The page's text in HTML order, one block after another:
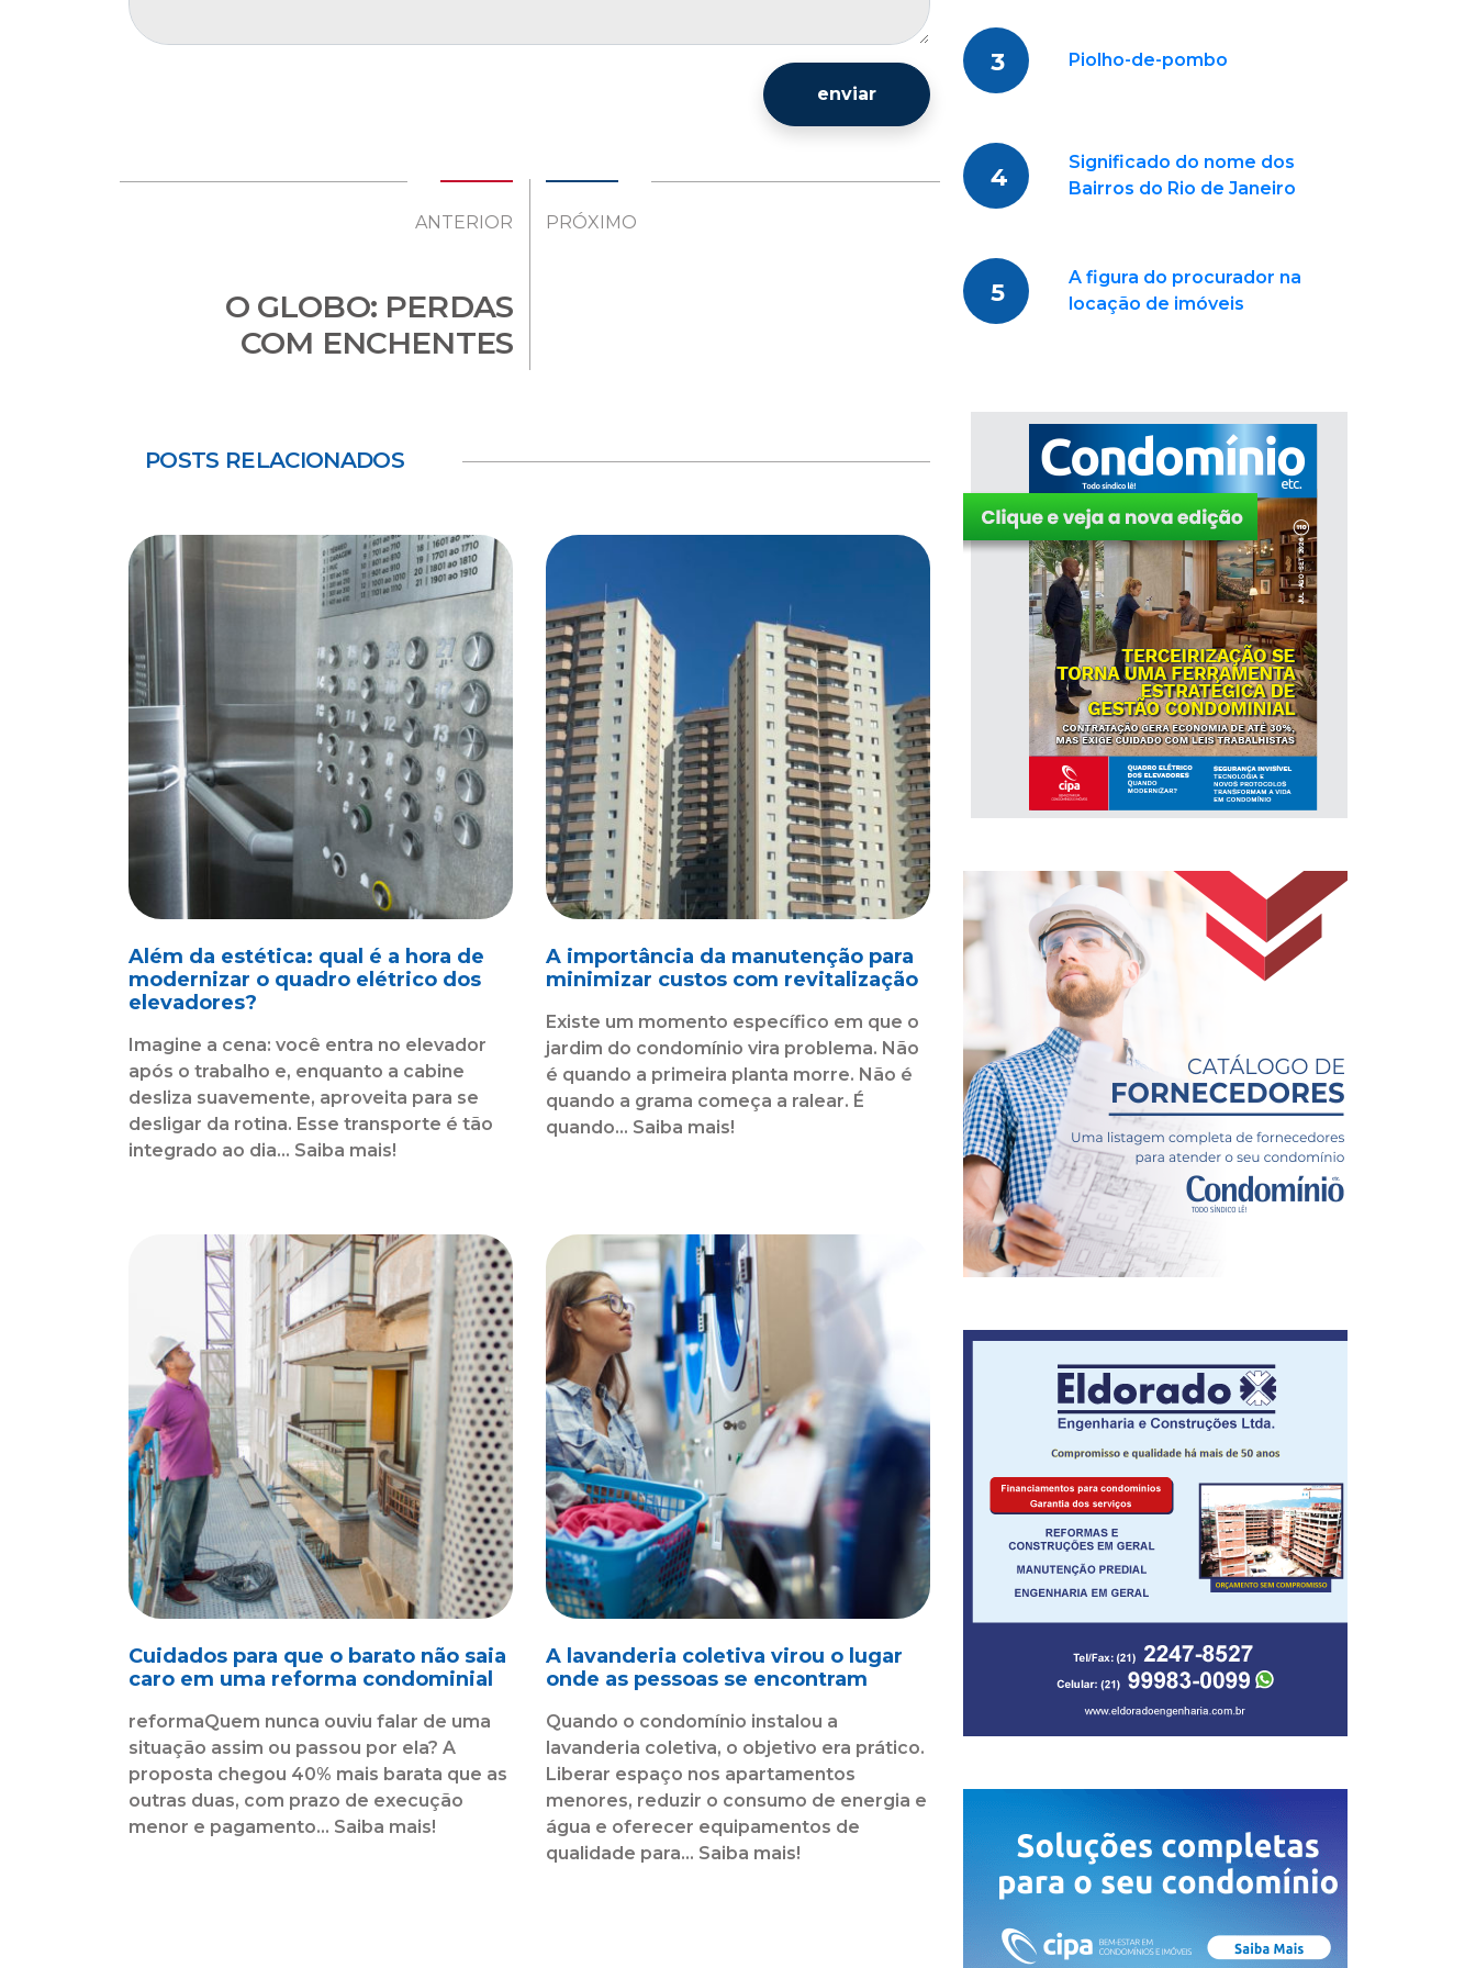
enviar
ANTERIOR
O GLOBO: PERDAS
COM ENCHENTES
PRÓXIMO
POSTS RELACIONADOS
Além da estética: qual é a hora de
modernizar o quadro elétrico dos
elevadores?
Imagine a cena: você entra no elevador
após o trabalho e, enquanto a cabine
desliza suavemente, aproveita para se
desligar da rotina. Esse transporte é tão
integrado ao dia... Saiba mais!
A importância da manutenção para
minimizar custos com revitalização
Existe um momento específico em que o
jardim do condomínio vira problema. Não
é quando a primeira planta morre. Não é
quando a grama começa a ralear. É
quando... Saiba mais!
Cuidados para que o barato não saia
caro em uma reforma condominial
reformaQuem nunca ouviu falar de uma
situação assim ou passou por ela? A
proposta chegou 40% mais barata que as
outras duas, com prazo de execução
menor e pagamento... Saiba mais!
A lavanderia coletiva virou o lugar
onde as pessoas se encontram
Quando o condomínio instalou a
lavanderia coletiva, o objetivo era prático.
Liberar espaço nos apartamentos
menores, reduzir o consumo de energia e
água e oferecer equipamentos de
qualidade para... Saiba mais!
3 Piolho-de-pombo
4
Significado do nome dos
Bairros do Rio de Janeiro
5
A figura do procurador na
locação de imóveis